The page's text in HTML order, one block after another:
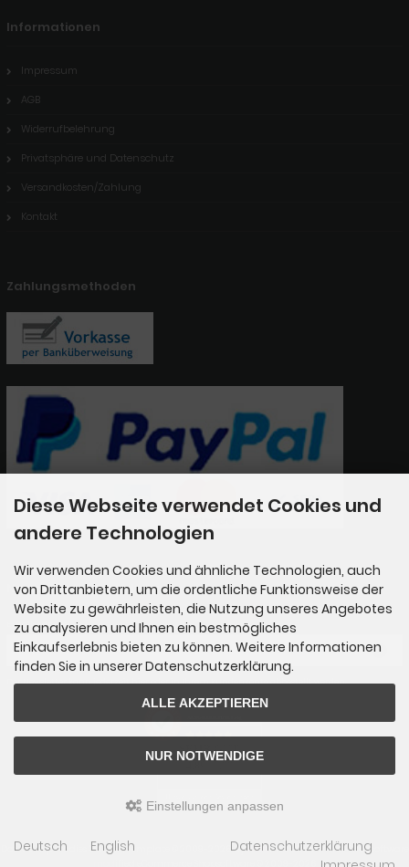
Informationen
Impressum
AGB
Widerrufbelehrung
Privatsphäre und Datenschutz
Versandkosten/Zahlung
Kontakt
Zahlungsmethoden
Newsletter-Anmeldung
E-Mail-Adresse:
Der Newsletter kann jederzeit hier oder in Ihrem Kundenkonto abbestellt werden.
SEHR GUT
Das Kreiselparadies © 2026 | Template © 2009-2026 bymodified eCommerce Shopsoftware
Diese Webseite verwendet Cookies und
andere Technologien
Wir verwenden Cookies und ähnliche Technologien, auch
von Drittanbietern, um die ordentliche Funktionsweise der
Website zu gewährleisten, die Nutzung unseres Angebotes
zu analysieren und Ihnen ein bestmögliches
Einkaufserlebnis bieten zu können. Weitere Informationen
finden Sie in unserer Datenschutzerklärung.
ALLE AKZEPTIEREN
NUR NOTWENDIGE
Einstellungen anpassen
Deutsch English
Datenschutzerklärung